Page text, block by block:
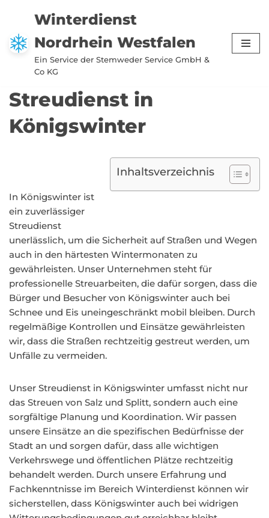
Zum
Inhalt
springen
Winterdienst
Nordrhein Westfalen
Ein Service der Stemweder Service GmbH &
Co KG
Streudienst in
Königswinter
Inhaltsverzeichnis
In Königswinter ist
ein zuverlässiger
Streudienst
unerlässlich, um die Sicherheit auf Straßen und Wegen
auch in den härtesten Wintermonaten zu
gewährleisten. Unser Unternehmen steht für
professionelle Streuarbeiten, die dafür sorgen, dass die
Bürger und Besucher von Königswinter auch bei
Schnee und Eis uneingeschränkt mobil bleiben. Durch
regelmäßige Kontrollen und Einsätze gewährleisten
wir, dass die Straßen rechtzeitig gestreut werden, um
Unfälle zu vermeiden.
Unser Streudienst in Königswinter umfasst nicht nur
das Streuen von Salz und Splitt, sondern auch eine
sorgfältige Planung und Koordination. Wir passen
unsere Einsätze an die spezifischen Bedürfnisse der
Stadt an und sorgen dafür, dass alle wichtigen
Verkehrswege und öffentlichen Plätze rechtzeitig
behandelt werden. Durch unsere Erfahrung und
Fachkenntnisse im Bereich Winterdienst können wir
sicherstellen, dass Königswinter auch bei widrigen